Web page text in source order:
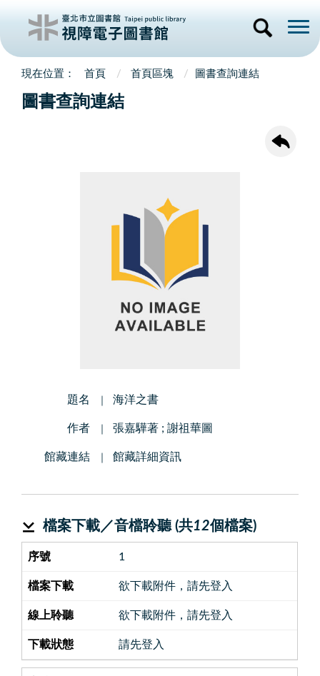
首頁 首頁區塊 圖書查詢連結
圖書查詢連結
題名 海洋之書
作者 張嘉驊著 ; 謝祖華圖
館藏連結 館藏詳細資訊
檔案下載／音檔聆聽 (共12個檔案)
1
欲下載附件，請先登入
欲下載附件，請先登入
請先登入